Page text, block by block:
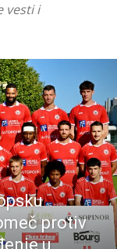
vesti i
protiv
u